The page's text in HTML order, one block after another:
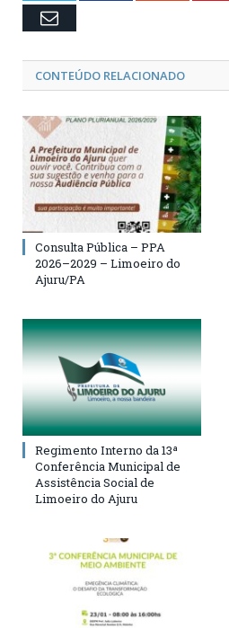
Email
CONTEÚDO RELACIONADO
Consulta Pública – PPA
2026–2029 – Limoeiro do
Ajuru/PA
Regimento Interno da 13ª
Conferência Municipal de
Assistência Social de
Limoeiro do Ajuru